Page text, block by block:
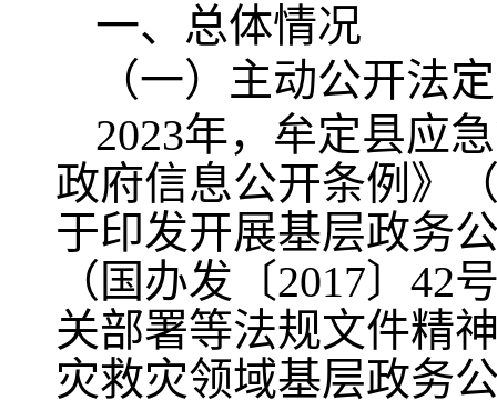
一、总体情况
（一）主动公开法
2023年，牟定县应
政府信息公开条例》
于印发开展基层政务
（国办发〔2017〕
关部署等法规文件精
灾救灾领域基层政务